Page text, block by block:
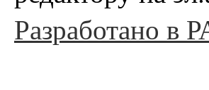
Разработано в